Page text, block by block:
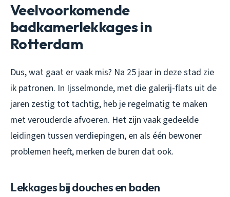
Veelvoorkomende
badkamerlekkages in
Rotterdam
Dus, wat gaat er vaak mis? Na 25 jaar in deze stad zie
ik patronen. In Ijsselmonde, met die galerij-flats uit de
jaren zestig tot tachtig, heb je regelmatig te maken
met verouderde afvoeren. Het zijn vaak gedeelde
leidingen tussen verdiepingen, en als één bewoner
problemen heeft, merken de buren dat ook.
Lekkages bij douches en baden